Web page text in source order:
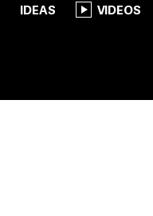
IDEAS VIDEOS